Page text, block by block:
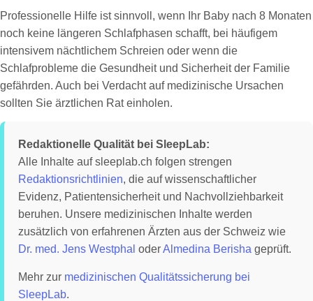
Professionelle Hilfe ist sinnvoll, wenn Ihr Baby nach 8 Monaten
noch keine längeren Schlafphasen schafft, bei häufigem
intensivem nächtlichem Schreien oder wenn die
Schlafprobleme die Gesundheit und Sicherheit der Familie
gefährden. Auch bei Verdacht auf medizinische Ursachen
sollten Sie ärztlichen Rat einholen.
Redaktionelle Qualität bei SleepLab:
Alle Inhalte auf sleeplab.ch folgen strengen
Redaktionsrichtlinien, die auf wissenschaftlicher
Evidenz, Patientensicherheit und Nachvollziehbarkeit
beruhen. Unsere medizinischen Inhalte werden
zusätzlich von erfahrenen Ärzten aus der Schweiz wie
Dr. med. Jens Westphal oderAlmedina Berisha geprüft.
Mehr zur medizinischen Qualitätssicherung bei
SleepLab.